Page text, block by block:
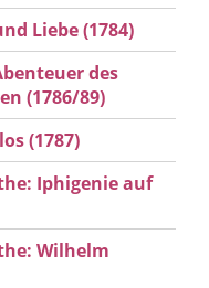
Liebe (1784)
des
(1786/89)
(1787)
Iphigenie auf
Wilhelm